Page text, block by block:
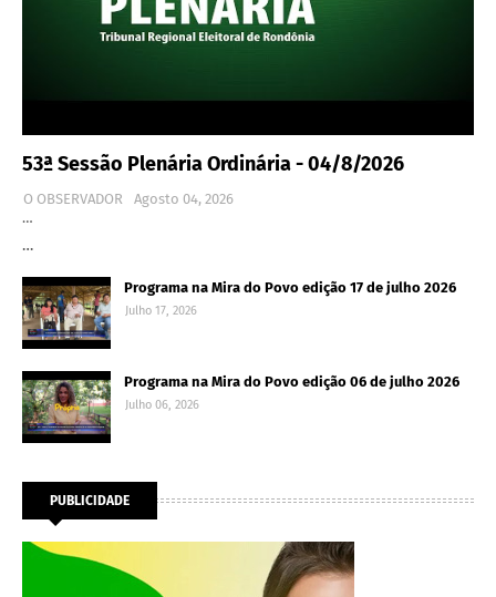
53ª Sessão Plenária Ordinária - 04/8/2026
O OBSERVADOR
Agosto 04, 2026
…
…
Programa na Mira do Povo edição 17 de julho 2026
Julho 17, 2026
Programa na Mira do Povo edição 06 de julho 2026
Julho 06, 2026
PUBLICIDADE